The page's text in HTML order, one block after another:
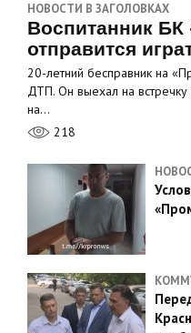
НОВОСТИ В ЗАГОЛОВКАХ
Воспитанник БК
отправится
20-летний бесправник на
ДТП. Он выехал на встречку
на…
218